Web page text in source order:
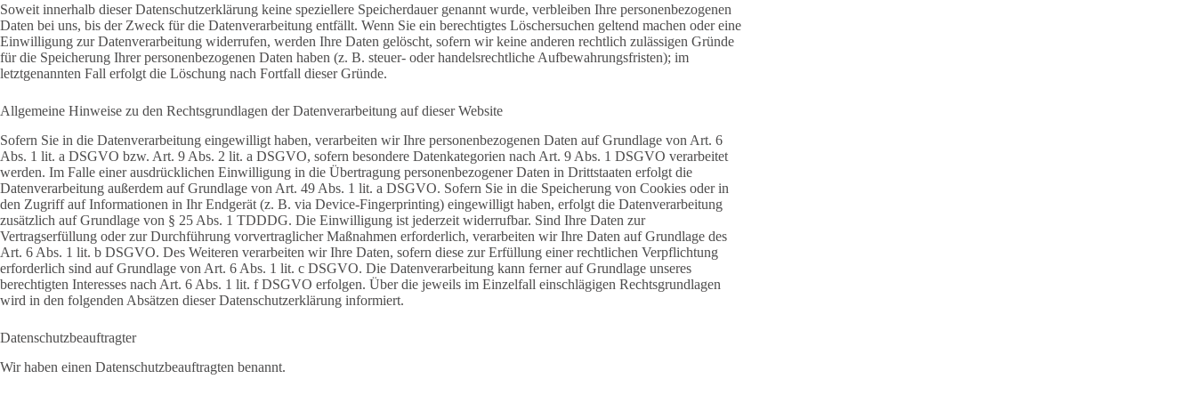
Soweit innerhalb dieser Datenschutzerklärung keine speziellere Speicherdauer genannt wurde, verbleiben Ihre personenbezogenen
Daten bei uns, bis der Zweck für die Datenverarbeitung entfällt. Wenn Sie ein berechtigtes Löschersuchen geltend machen oder eine
Einwilligung zur Datenverarbeitung widerrufen, werden Ihre Daten gelöscht, sofern wir keine anderen rechtlich zulässigen Gründe
für die Speicherung Ihrer personenbezogenen Daten haben (z. B. steuer- oder handelsrechtliche Aufbewahrungsfristen); im
letztgenannten Fall erfolgt die Löschung nach Fortfall dieser Gründe.
Allgemeine Hinweise zu den Rechtsgrundlagen der Datenverarbeitung auf dieser Website
Sofern Sie in die Datenverarbeitung eingewilligt haben, verarbeiten wir Ihre personenbezogenen Daten auf Grundlage von Art. 6
Abs. 1 lit. a DSGVO bzw. Art. 9 Abs. 2 lit. a DSGVO, sofern besondere Datenkategorien nach Art. 9 Abs. 1 DSGVO verarbeitet
werden. Im Falle einer ausdrücklichen Einwilligung in die Übertragung personenbezogener Daten in Drittstaaten erfolgt die
Datenverarbeitung außerdem auf Grundlage von Art. 49 Abs. 1 lit. a DSGVO. Sofern Sie in die Speicherung von Cookies oder in
den Zugriff auf Informationen in Ihr Endgerät (z. B. via Device-Fingerprinting) eingewilligt haben, erfolgt die Datenverarbeitung
zusätzlich auf Grundlage von § 25 Abs. 1 TDDDG. Die Einwilligung ist jederzeit widerrufbar. Sind Ihre Daten zur
Vertragserfüllung oder zur Durchführung vorvertraglicher Maßnahmen erforderlich, verarbeiten wir Ihre Daten auf Grundlage des
Art. 6 Abs. 1 lit. b DSGVO. Des Weiteren verarbeiten wir Ihre Daten, sofern diese zur Erfüllung einer rechtlichen Verpflichtung
erforderlich sind auf Grundlage von Art. 6 Abs. 1 lit. c DSGVO. Die Datenverarbeitung kann ferner auf Grundlage unseres
berechtigten Interesses nach Art. 6 Abs. 1 lit. f DSGVO erfolgen. Über die jeweils im Einzelfall einschlägigen Rechtsgrundlagen
wird in den folgenden Absätzen dieser Datenschutzerklärung informiert.
Datenschutz­beauftragter
Wir haben einen Datenschutzbeauftragten benannt.